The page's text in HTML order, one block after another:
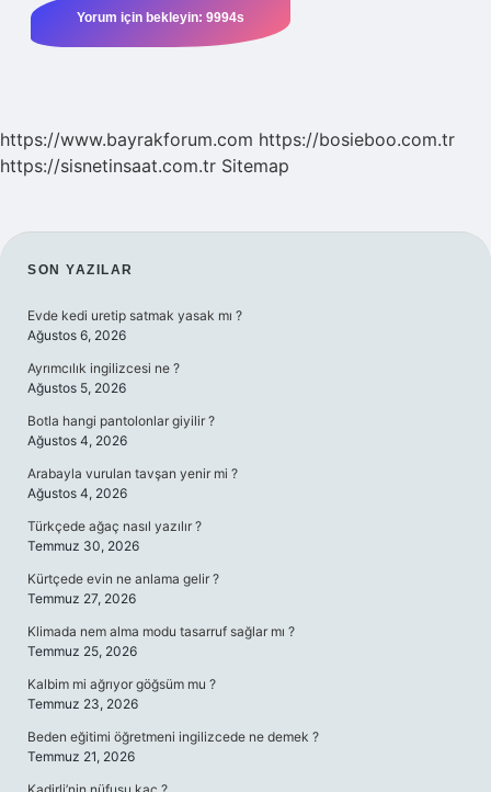
https://www.bayrakforum.com https://bosieboo.com.tr
https://sisnetinsaat.com.tr Sitemap
SIDEBAR
SON YAZILAR
Evde kedi uretip satmak yasak mı ?
Ağustos 6, 2026
Ayrımcılık ingilizcesi ne ?
Ağustos 5, 2026
Botla hangi pantolonlar giyilir ?
Ağustos 4, 2026
Arabayla vurulan tavşan yenir mi ?
Ağustos 4, 2026
Türkçede ağaç nasıl yazılır ?
Temmuz 30, 2026
Kürtçede evin ne anlama gelir ?
Temmuz 27, 2026
Klimada nem alma modu tasarruf sağlar mı ?
Temmuz 25, 2026
Kalbim mi ağrıyor göğsüm mu ?
Temmuz 23, 2026
Beden eğitimi öğretmeni ingilizcede ne demek ?
Temmuz 21, 2026